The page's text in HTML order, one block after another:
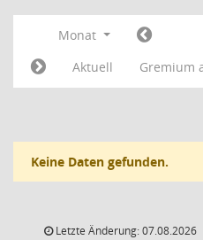
Monat
Aktuell
Gremium
Keine Daten gefunden.
Letzte Änderung: 07.08.2026